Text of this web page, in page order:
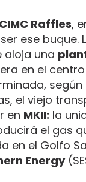
CIMC Raffles,
ese buque.
aloja una
en el
el viejo
en MKII: la
el gas
en el Golfo
Energy